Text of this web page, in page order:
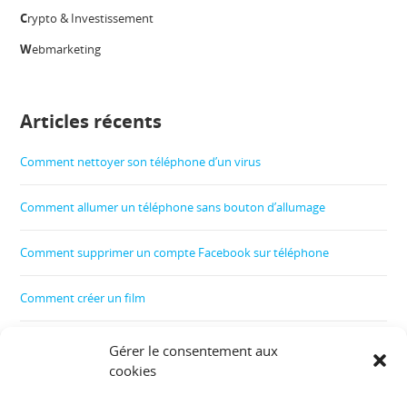
Gérer le consentement aux
cookies
Crypto & Investissement
Webmarketing
Articles récents
Comment nettoyer son téléphone d’un virus
Comment allumer un téléphone sans bouton d’allumage
Comment supprimer un compte Facebook sur téléphone
Comment créer un film
Comment contrôler le téléphone de son enfant